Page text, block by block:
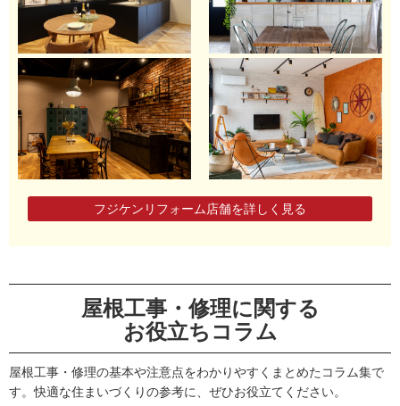
フジケンリフォーム店舗を詳しく見る
屋根工事・修理に関する
お役立ちコラム
屋根工事・修理の基本や注意点をわかりやすくまとめたコラム集で
す。快適な住まいづくりの参考に、ぜひお役立てください。